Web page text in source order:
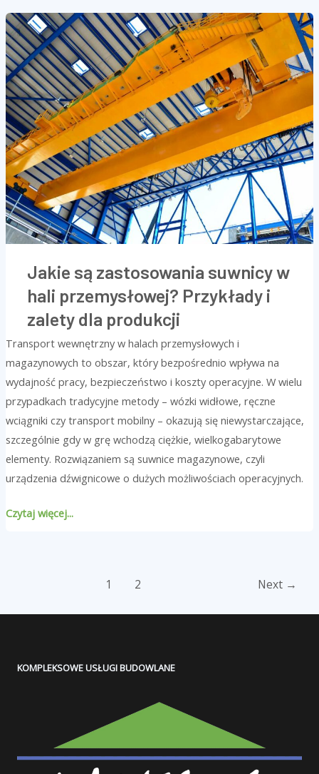
Jakie są zastosowania suwnicy w
hali przemysłowej? Przykłady i
zalety dla produkcji
Transport wewnętrzny w halach przemysłowych i
magazynowych to obszar, który bezpośrednio wpływa na
wydajność pracy, bezpieczeństwo i koszty operacyjne. W wielu
przypadkach tradycyjne metody – wózki widłowe, ręczne
wciągniki czy transport mobilny – okazują się niewystarczające,
szczególnie gdy w grę wchodzą ciężkie, wielkogabarytowe
elementy. Rozwiązaniem są suwnice magazynowe, czyli
urządzenia dźwignicowe o dużych możliwościach operacyjnych.
Jakie
są
zastosowania
suwnicy
w
hali
przemysłowej?
Przykłady
i
zalety
dla
produkcji
Czytaj więcej...
1 2 Next →
KOMPLEKSOWE USŁUGI BUDOWLANE